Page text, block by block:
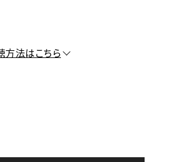
方法はこちら